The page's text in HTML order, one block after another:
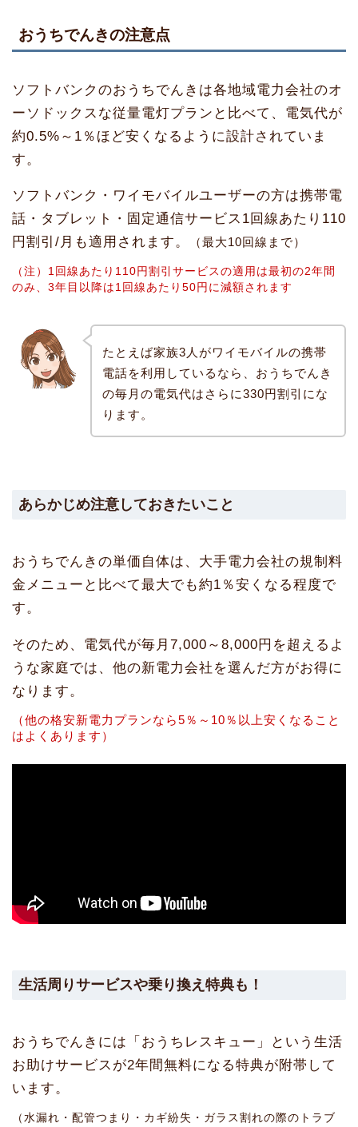
おうちでんきの注意点
ソフトバンクのおうちでんきは各地域電力会社のオ
ーソドックスな従量電灯プランと比べて、電気代が
約0.5%～1％ほど安くなるように設計されていま
す。
ソフトバンク・ワイモバイルユーザーの方は携帯電
話・タブレット・固定通信サービス1回線あたり110
円割引/月も適用されます。
（最大10回線まで）
（注）1回線あたり110円割引サービスの適用は最初の2年間
のみ、3年目以降は1回線あたり50円に減額されます
たとえば家族3人がワイモバイルの携帯
電話を利用しているなら、おうちでんき
の毎月の電気代はさらに330円割引にな
ります。
あらかじめ注意しておきたいこと
おうちでんきの単価自体は、大手電力会社の規制料
金メニューと比べて最大でも約1％安くなる程度で
す。
そのため、電気代が毎月7,000～8,000円を超えるよ
うな家庭では、他の新電力会社を選んだ方がお得に
なります。
（他の格安新電力プランなら5％～10％以上安くなること
はよくあります）
生活周りサービスや乗り換え特典も！
おうちでんきには「おうちレスキュー」という生活
お助けサービスが2年間無料になる特典が附帯して
います。
（水漏れ・配管つまり・カギ紛失・ガラス割れの際のトラブ